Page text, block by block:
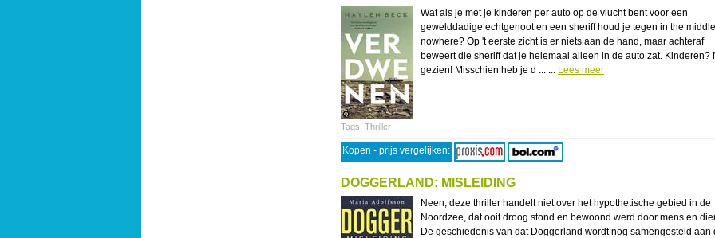
Wat als je met je kinderen per auto op de vlucht bent voor een
gewelddadige echtgenoot en een sheriff houd je tegen in the
nowhere? Op 't eerste zicht is er niets aan de hand, maar achteraf
beweert die sheriff dat je helemaal alleen in de auto zat. Kinderen?
gezien! Misschien heb je d ... ... Lees meer
Tags: Thriller
Kopen - prijs vergelijken:
DOGGERLAND: MISLEIDING
Neen, deze thriller handelt niet over het hypothetische gebied in de
Noordzee, dat ooit droog stond en bewoond werd door mens en
De geschiedenis van dat Doggerland wordt nog samengesteld aan